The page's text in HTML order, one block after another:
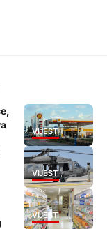
VIJESTI
VIJESTI
VIJESTI